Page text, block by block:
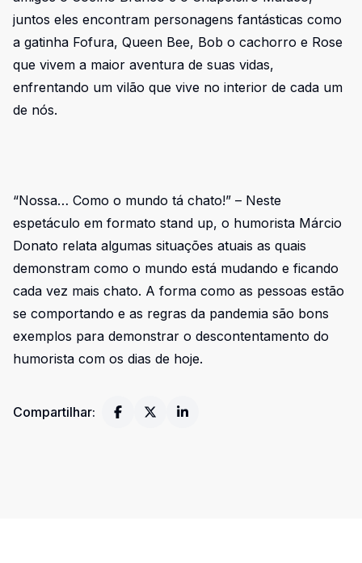
juntos eles encontram personagens fantásticas como
a gatinha Fofura, Queen Bee, Bob o cachorro e Rose
que vivem a maior aventura de suas vidas,
enfrentando um vilão que vive no interior de cada um
de nós.
“Nossa… Como o mundo tá chato!” – Neste
espetáculo em formato stand up, o humorista Márcio
Donato relata algumas situações atuais as quais
demonstram como o mundo está mudando e ficando
cada vez mais chato. A forma como as pessoas estão
se comportando e as regras da pandemia são bons
exemplos para demonstrar o descontentamento do
humorista com os dias de hoje.
Compartilhar: